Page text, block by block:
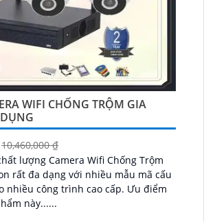
WIFI CHỐNG TRỘM GIA
10,460,000 ₫
lượng Camera Wifi Chống Trộm
rất đa dạng với nhiều mẫu mã cấu
công trình cao cấp. Ưu điểm
này......